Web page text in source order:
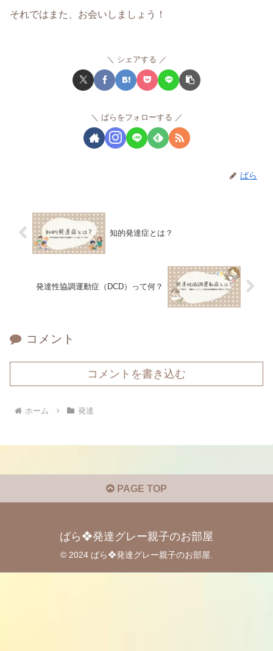
それではまた、お会いしましょう！
シェアする
ばらをフォローする
ばら
知的発達症とは？
発達性協調運動症（DCD）って何？
コメント
コメントを書き込む
ホーム 発達
PAGE TOP
ばら❖発達グレー親子のお部屋
© 2024 ばら❖発達グレー親子のお部屋.